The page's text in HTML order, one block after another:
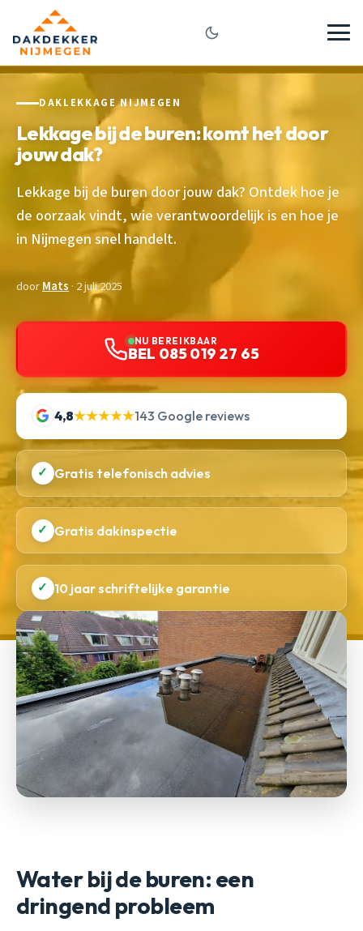
DAKLEKKAGE NIJMEGEN
Lekkage bij de buren: komt het door
jouw dak?
Lekkage bij de buren door jouw dak? Ontdek hoe je
de oorzaak vindt, wie verantwoordelijk is en hoe je
in Nijmegen snel handelt.
doorMats · 2 juli 2025
NU BEREIKBAAR
BEL 085 019 27 65
4,8★★★★★143 Google reviews
✓ Gratis telefonisch advies
✓ Gratis dakinspectie
✓ 10 jaar schriftelijke garantie
Water bij de buren: een
dringend probleem